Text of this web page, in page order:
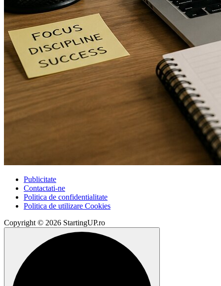
Publicitate
Contactati-ne
Politica de confidentialitate
Politica de utilizare Cookies
Copyright © 2026 StartingUP.ro